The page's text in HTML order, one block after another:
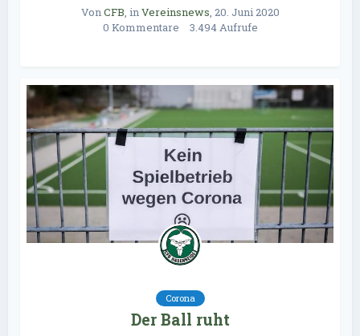
VonCFB, inVereinsnews, 20. Juni 2020
0 Kommentare
3.494 Aufrufe
Corona
Der Ball ruht